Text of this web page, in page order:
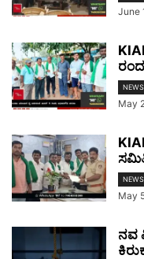
June
NEWS
May
NEWS
May
ನವ